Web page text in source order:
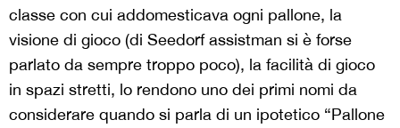
classe con cui addomesticava ogni pallone, la
visione di gioco (di Seedorf assistman si è forse
parlato da sempre troppo poco), la facilità di gioco
in spazi stretti, lo rendono uno dei primi nomi da
considerare quando si parla di un ipotetico “Pallone